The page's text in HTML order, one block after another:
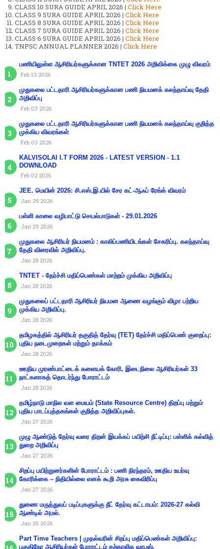
CLASS 10 SURA GUIDE APRIL 2026 | Click Here
CLASS 9 SURA GUIDE APRIL 2026 | Click Here
CLASS 8 SURA GUIDE APRIL 2026 | Click Here
CLASS 7 SURA GUIDE APRIL 2026 | Click Here
CLASS 6 SURA GUIDE APRIL 2026 | Click Here
TNPSC ANNUAL PLANNER 2026 | Click Here
பணியிலுள்ள ஆசிரியர்களுக்கான TNTET 2026 அறிவிக்கை முழு விவரம்
Feb 13 2026
முதுகலை பட்டதாரி ஆசிரியர்களுக்கான பணி நியமனக் கலந்தாய்வு தேதி
அறிவிப்பு
Feb 03 2026
முதுகலை பட்டதாரி ஆசிரியர்களுக்கான பணி நியமனக் கலந்தாய்வு குறித்த
முக்கிய விவரங்கள்
Feb 03 2026
KALVISOLAI I.T FORM 2026 - LATEST VERSION - 1.1
DOWNLOAD
Feb 02 2026
JEE. மெயின் 2026: சி.எஸ்.இ.யில் சேர கட்-ஆஃப் ரேங்க் விவரம்
Jan 29 2026
பள்ளி காலை வழிபாட்டு செயல்பாடுகள் - 29.01.2026
Jan 29 2026
முதுகலை ஆசிரியர் நியமனம் : காலிப்பணியிடங்கள் சேகரிப்பு. கலந்தாய்வு
தேதி விரைவில் அறிவிப்பு.
Jan 28 2026
TNTET - தேர்ச்சி மதிப்பெண்கள் மாற்றம் முக்கிய அறிவிப்பு
Jan 28 2026
முதுகலைப் பட்டதாரி ஆசிரியர் நியமன ஆணை வழங்கும் விழா பற்றிய
முக்கிய அறிவிப்பு.
Jan 28 2026
தமிழகத்தில் ஆசிரியர் தகுதித் தேர்வு (TET) தேர்ச்சி மதிப்பெண் குறைப்பு:
புதிய நடைமுறைகள் மற்றும் தாக்கம்
Jan 28 2026
ஊதிய முரண்பாட்டைக் களையக் கோரி, இடைநிலை ஆசிரியர்கள் 33
நாட்களாகத் தொடர்ந்து போராட்டம்
Jan 28 2026
தமிழ்நாடு மாநில வள மையம் (State Resource Centre) திறப்பு மற்றும்
புதிய பாடப்புத்தகங்கள் குறித்த அறிவிப்புகள்.
Jan 27 2026
முழு ஆண்டுத் தேர்வு வரை திறன் இயக்கப் பயிற்சி நீட்டிப்பு: பள்ளிக் கல்வித்
துறை அறிவிப்பு
Jan 27 2026
சிறப்பு பயிற்றுனர்களின் போராட்டம் : பணி நிரந்தரம், ஊதிய உயர்வு
கோரிக்கை – நிதியில்லை எனக் கூறி அரசு கைவிரிப்பு
Jan 27 2026
துணை மருத்துவப் படிப்புகளுக்கு நீட் தேர்வு கட்டாயம்: 2026-27 கல்வி
ஆண்டில் அமல்.
Jan 25 2026
Part Time Teachers | முதல்வரின் சிறப்பு மதிப்பெண்கள் அறிவிப்பு:
பகுதிநேர ஆசிரியர்கள் போராட்டம் தற்காலிக வாபஸ்.